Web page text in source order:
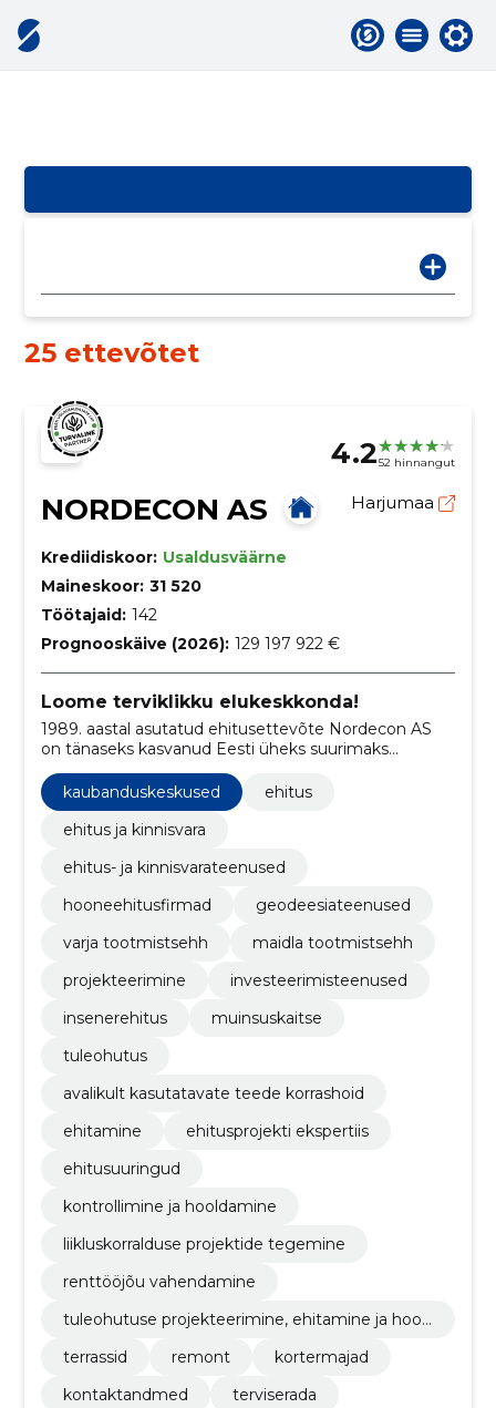
25 ettevõtet
4.252 hinnangut
NORDECON AS Harjumaa
Krediidiskoor: Usaldusväärne
Maineskoor: 31 520
Töötajaid: 142
Prognooskäive (2026): 129 197 922 €
Loome terviklikku elukeskkonda!
1989. aastal asutatud ehitusettevõte Nordecon AS
on tänaseks kasvanud Eesti üheks suurimaks
ehituskontserniks.
kaubanduskeskused
ehitus
ehitus ja kinnisvara
ehitus- ja kinnisvarateenused
hooneehitusfirmad
geodeesiateenused
varja tootmistsehh
maidla tootmistsehh
projekteerimine
investeerimisteenused
insenerehitus
muinsuskaitse
tuleohutus
avalikult kasutatavate teede korrashoid
ehitamine
ehitusprojekti ekspertiis
ehitusuuringud
kontrollimine ja hooldamine
liikluskorralduse projektide tegemine
renttööjõu vahendamine
tuleohutuse projekteerimine, ehitamine ja hool
terrassid
remont
kortermajad
kontaktandmed
terviserada